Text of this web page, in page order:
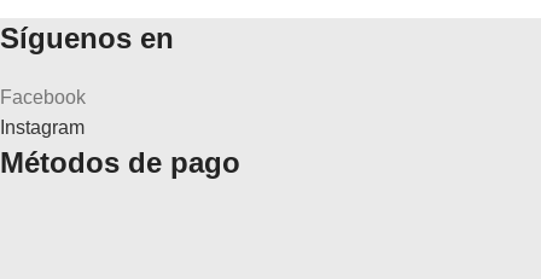
Síguenos en
Facebook
Instagram
Métodos de pago